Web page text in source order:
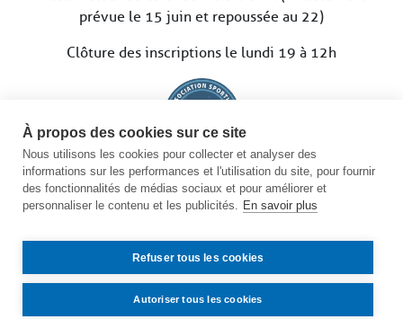
prévue le 15 juin et repoussée au 22)
Clôture des inscriptions le lundi 19 à 12h
Voir le calendrier des compétitions
À propos des cookies sur ce site
Nous utilisons les cookies pour collecter et analyser des
informations sur les performances et l'utilisation du site, pour fournir
des fonctionnalités de médias sociaux et pour améliorer et
personnaliser le contenu et les publicités. En savoir plus
Refuser tous les cookies
Autoriser tous les cookies